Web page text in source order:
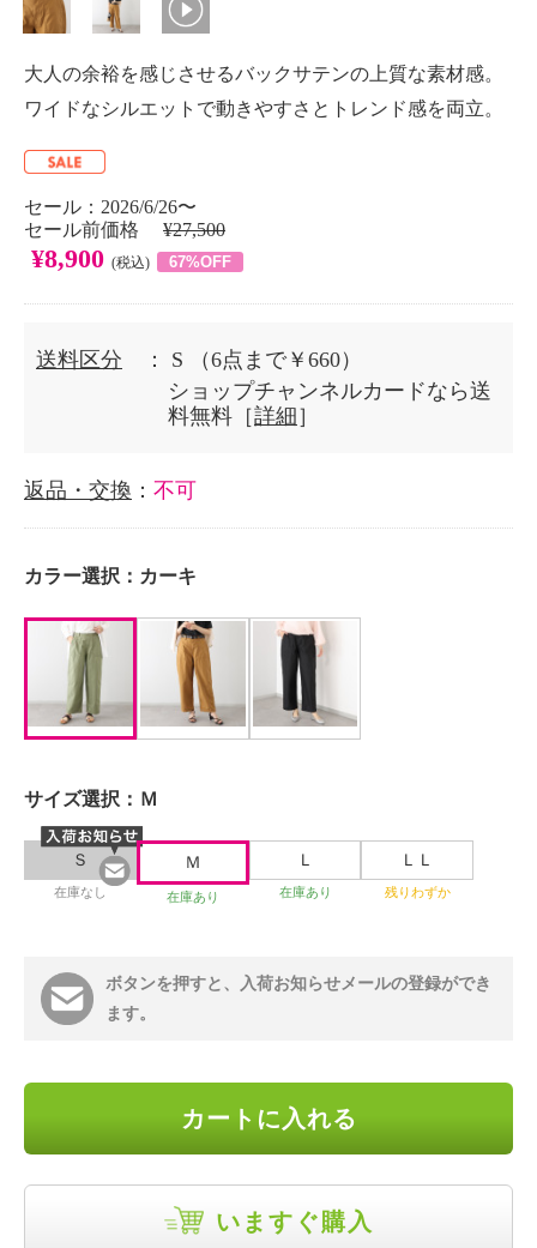
大人の余裕を感じさせるバックサテンの上質な素材感。
ワイドなシルエットで動きやすさとトレンド感を両立。
セール：2026/6/26〜
セール前価格 ¥27,500
¥8,900 (税込) 67%OFF
送料区分 ： S
（6点まで￥660）
ショップチャンネルカードなら送
料無料［詳細 ］
返品・交換 ： 不可
カラー選択： カーキ
サイズ選択： Ｍ
Ｓ
在庫なし
Ｍ
在庫あり
Ｌ
在庫あり
ＬＬ
残りわずか
ボタンを押すと、入荷お知らせメールの登録ができ
ます。
カートに入れる
いますぐ購入